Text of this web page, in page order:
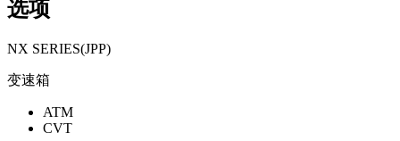
选项
NX SERIES(JPP)
变速箱
ATM
CVT